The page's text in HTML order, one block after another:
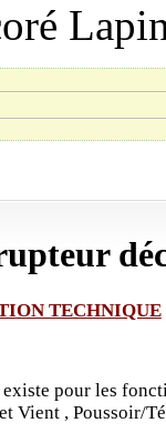
TECHNIQUE
existe pour les
Vient , Poussoir/